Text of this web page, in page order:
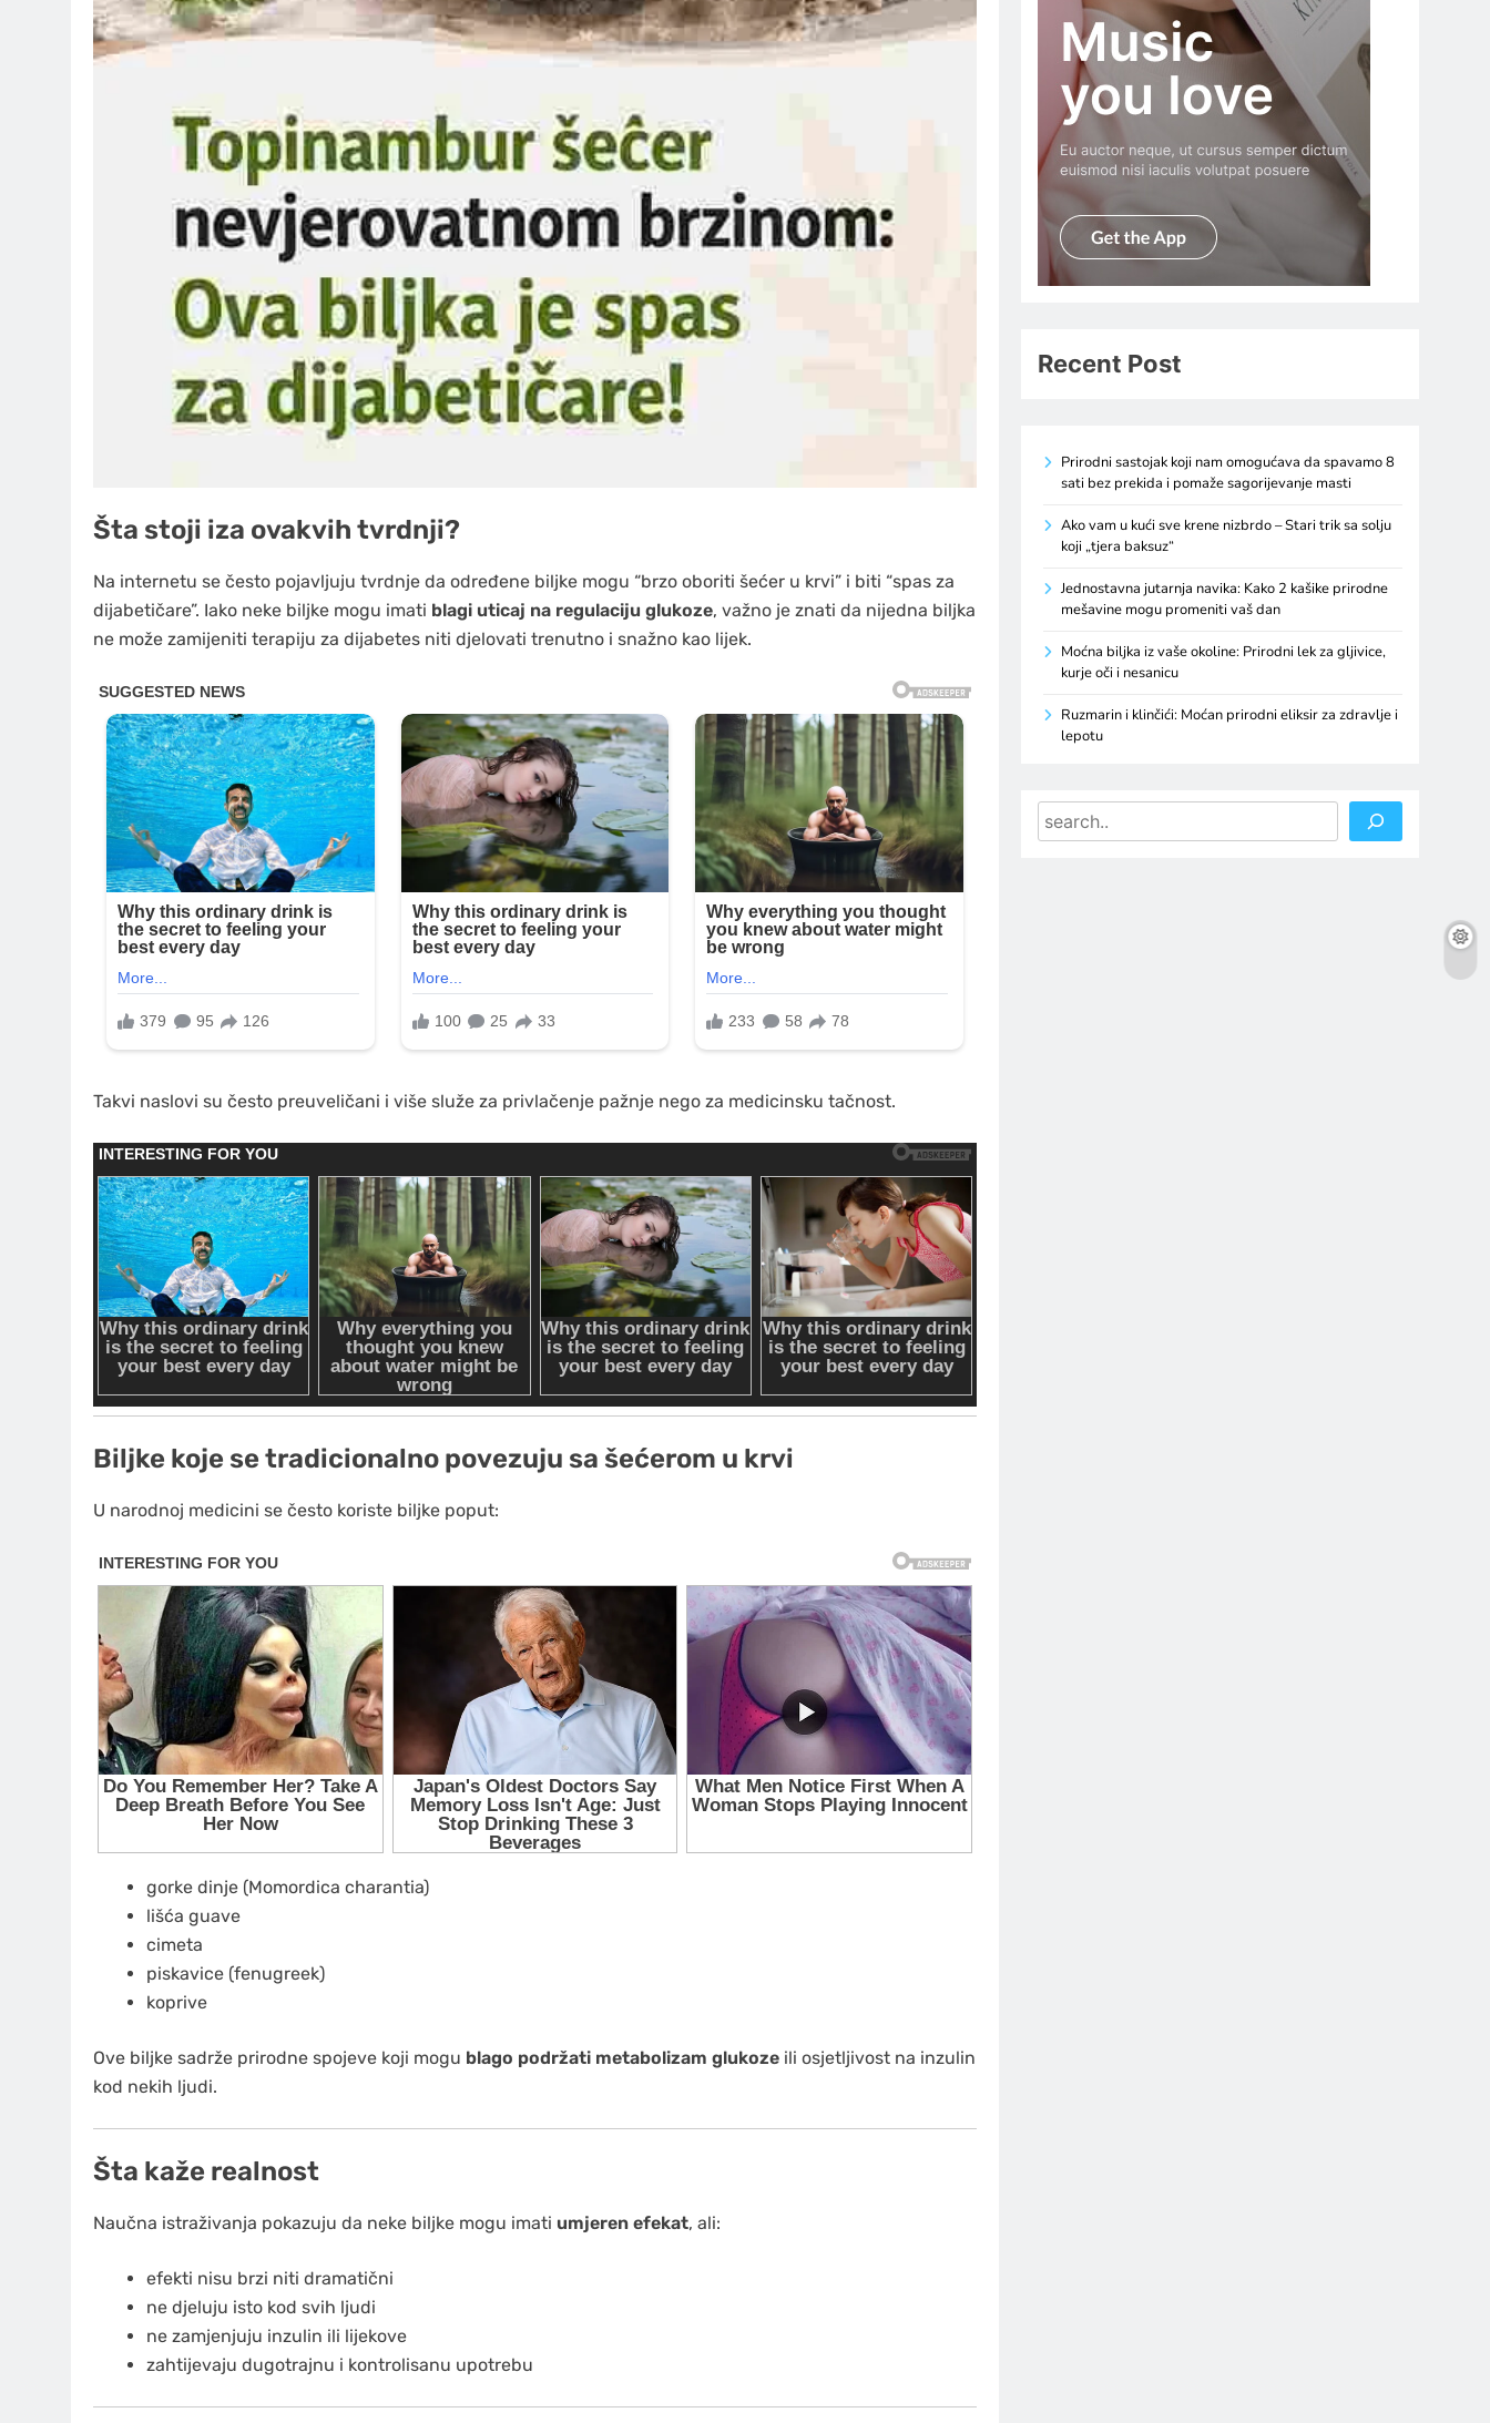
Šta stoji iza ovakvih tvrdnji?
Na internetu se često pojavljuju tvrdnje da određene biljke mogu “brzo oboriti šećer u krvi” i biti “spas za
dijabetičare”. Iako neke biljke mogu imati blagi uticaj na regulaciju glukoze, važno je znati da nijedna biljka
ne može zamijeniti terapiju za dijabetes niti djelovati trenutno i snažno kao lijek.
Takvi naslovi su često preuveličani i više služe za privlačenje pažnje nego za medicinsku tačnost.
Biljke koje se tradicionalno povezuju sa šećerom u krvi
U narodnoj medicini se često koriste biljke poput:
gorke dinje (Momordica charantia)
lišća guave
cimeta
piskavice (fenugreek)
koprive
Ove biljke sadrže prirodne spojeve koji mogu blago podržati metabolizam glukoze ili osjetljivost na inzulin
kod nekih ljudi.
Šta kaže realnost
Naučna istraživanja pokazuju da neke biljke mogu imati umjeren efekat, ali:
efekti nisu brzi niti dramatični
ne djeluju isto kod svih ljudi
ne zamjenjuju inzulin ili lijekove
zahtijevaju dugotrajnu i kontrolisanu upotrebu
Recent Post
Prirodni sastojak koji nam omogućava da spavamo 8
sati bez prekida i pomaže sagorijevanje masti
Ako vam u kući sve krene nizbrdo – Stari trik sa solju
koji „tjera baksuz“
Jednostavna jutarnja navika: Kako 2 kašike prirodne
mešavine mogu promeniti vaš dan
Moćna biljka iz vaše okoline: Prirodni lek za gljivice,
kurje oči i nesanicu
Ruzmarin i klinčići: Moćan prirodni eliksir za zdravlje i
lepotu
Search